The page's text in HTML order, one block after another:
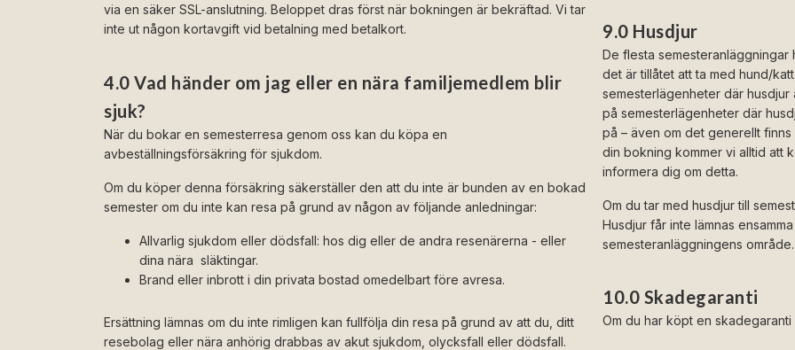
via en säker SSL-anslutning. Beloppet dras först när bokningen är bekräftad. Vi tar
inte ut någon kortavgift vid betalning med betalkort.
4.0 Vad händer om jag eller en nära familjemedlem blir
sjuk?
När du bokar en semesterresa genom oss kan du köpa en
avbeställningsförsäkring för sjukdom.
Om du köper denna försäkring säkerställer den att du inte är bunden av en bokad
semester om du inte kan resa på grund av någon av följande anledningar:
Allvarlig sjukdom eller dödsfall: hos dig eller de andra resenärerna - eller
dina nära släktingar.
Brand eller inbrott i din privata bostad omedelbart före avresa.
Ersättning lämnas om du inte rimligen kan fullfölja din resa på grund av att du, ditt
resebolag eller nära anhörig drabbas av akut sjukdom, olycksfall eller dödsfall.
9.0 Husdjur
De flesta semesteranläggningar
det är tillåtet att ta med hund/
semesterlägenheter där husdjur
på semesterlägenheter där
på – även om det generellt
din bokning kommer vi alltid att
informera dig om detta.
Om du tar med husdjur till
Husdjur får inte lämnas
semesteranläggningens område.
10.0 Skadegaranti
Om du har köpt en